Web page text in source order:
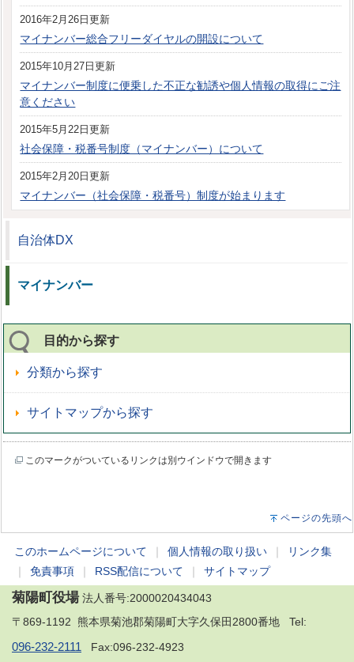
2016年2月26日更新
マイナンバー総合フリーダイヤルの開設について
2015年10月27日更新
マイナンバー制度に便乗した不正な勧誘や個人情報の取得にご注
意ください
2015年5月22日更新
社会保障・税番号制度（マイナンバー）について
2015年2月20日更新
マイナンバー（社会保障・税番号）制度が始まります
自治体DX
マイナンバー
目的から探す
分類から探す
サイトマップから探す
このマークがついているリンクは別ウインドウで開きます
ページの先頭へ
このホームページについて 個人情報の取り扱い
リンク集
免責事項 RSS配信について サイトマップ
菊陽町役場法人番号:2000020434043
〒869-1192 熊本県菊池郡菊陽町大字久保田2800番地 Tel:
096-232-2111 Fax:096-232-4923